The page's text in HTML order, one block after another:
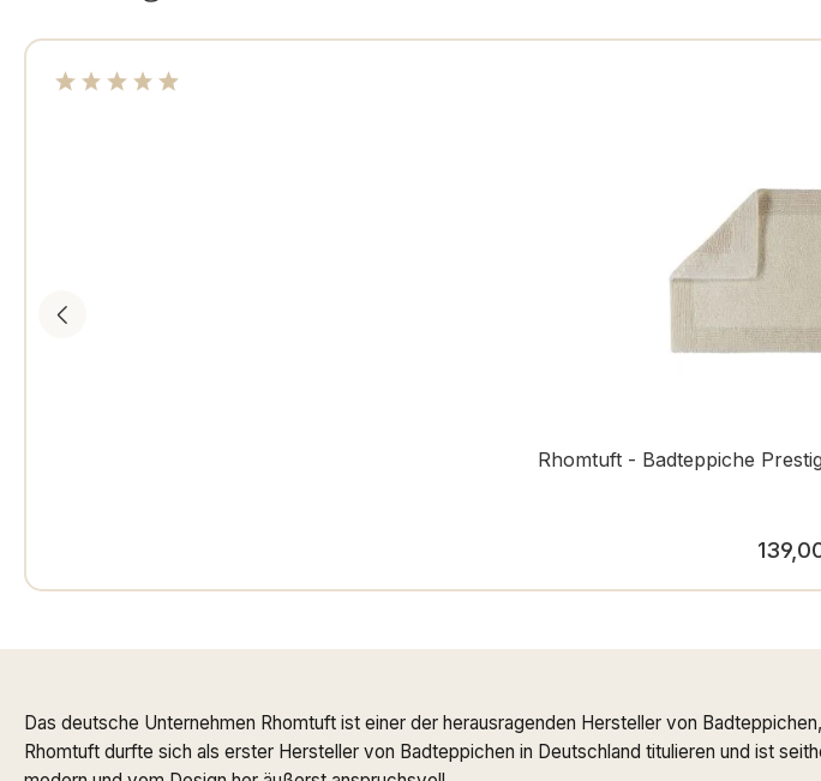
Rhomtuft - Badteppiche
Das deutsche Unternehmen Rhomtuft ist einer der herausragenden Hersteller von
Rhomtuft durfte sich als erster Hersteller von Badteppichen in Deutschland titulieren und ist